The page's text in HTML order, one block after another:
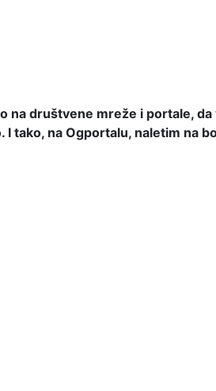
društvene mreže i portale,
tako, na Ogportalu, naletim na